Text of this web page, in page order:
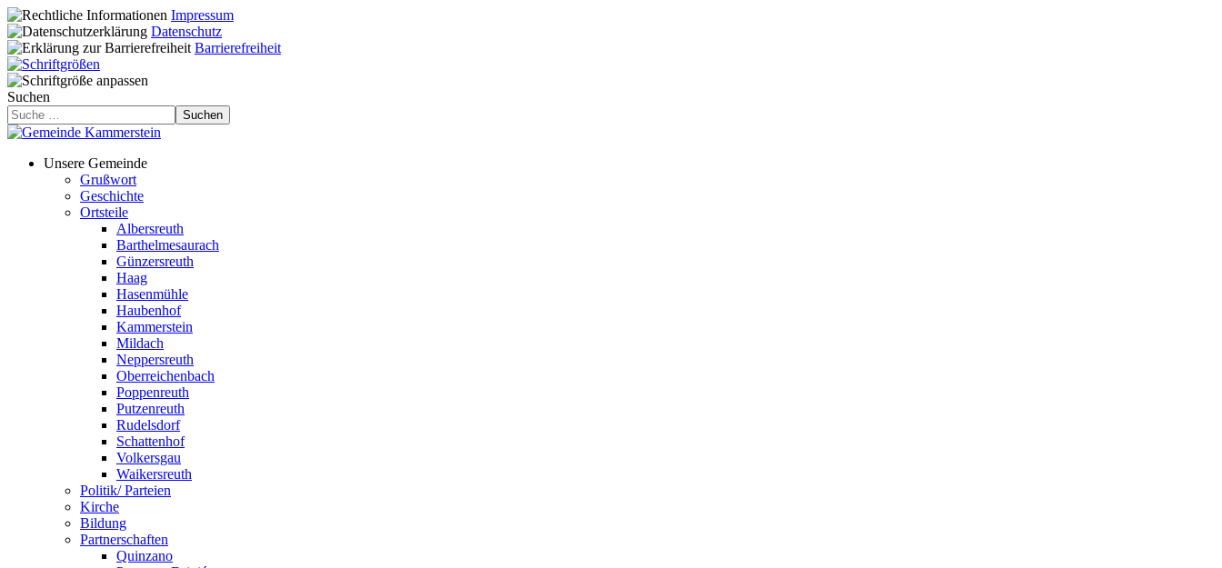
Impressum
Datenschutz
Barrierefreiheit
Suchen
Suchen
Unsere Gemeinde
Grußwort
Geschichte
Ortsteile
Albersreuth
Barthelmesaurach
Günzersreuth
Haag
Hasenmühle
Haubenhof
Kammerstein
Mildach
Neppersreuth
Oberreichenbach
Poppenreuth
Putzenreuth
Rudelsdorf
Schattenhof
Volkersgau
Waikersreuth
Politik/ Parteien
Kirche
Bildung
Partnerschaften
Quinzano